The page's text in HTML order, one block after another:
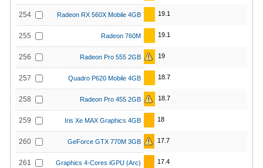
254 Radeon RX 560X Mobile 4GB 19.1
255 Radeon 760M 19.1
256 Radeon Pro 555 2GB 19
257 Quadro P620 Mobile 4GB 18.7
258 Radeon Pro 455 2GB 18.7
259 Iris Xe MAX Graphics 4GB 18
260 GeForce GTX 770M 3GB 17.7
261 Graphics 4-Cores iGPU (Arc) 17.4